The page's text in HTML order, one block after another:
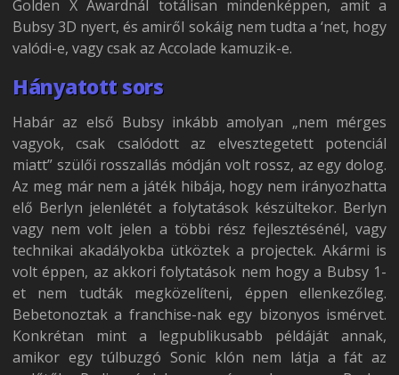
Golden X Awardnál totálisan mindenképpen, amit a
Bubsy 3D nyert, és amiről sokáig nem tudta a ‘net, hogy
valódi-e, vagy csak az Accolade kamuzik-e.
Hányatott sors
Habár az első Bubsy inkább amolyan „nem mérges
vagyok, csak csalódott az elvesztegetett potenciál
miatt” szülői rosszallás módján volt rossz, az egy dolog.
Az meg már nem a játék hibája, hogy nem irányozhatta
elő Berlyn jelenlétét a folytatások készültekor. Berlyn
vagy nem volt jelen a többi rész fejlesztésénél, vagy
technikai akadályokba ütköztek a projectek. Akármi is
volt éppen, az akkori folytatások nem hogy a Bubsy 1-
et nem tudták megközelíteni, éppen ellenkezőleg.
Bebetonoztak a franchise-nak egy bizonyos ismérvet.
Konkrétan mint a legpublikusabb példáját annak,
amikor egy túlbuzgó Sonic klón nem látja a fát az